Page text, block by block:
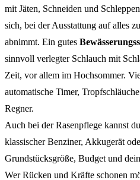
mit Jäten, Schneiden und
sich, bei der Ausstattung auf alles
abnimmt. Ein gutes
sinnvoll verlegter Schlauch mit
Zeit, vor allem im Hochsommer.
automatische Timer,
Regner.
Auch bei der Rasenpflege kannst
klassischer Benziner, Akkugerät
Grundstücksgröße, Budget und
Wer Rücken und Kräfte schonen